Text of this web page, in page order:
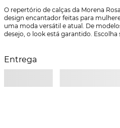
O repertório de calças da Morena
design encantador feitas para
uma moda versátil e atual. De
desejo, o look está garantido. Escolha
Entrega